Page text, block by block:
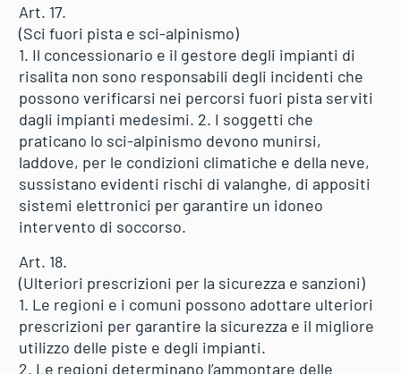
Art. 17.
(Sci fuori pista e sci-alpinismo)
1. Il concessionario e il gestore degli impianti di
risalita non sono responsabili degli incidenti che
possono verificarsi nei percorsi fuori pista serviti
dagli impianti medesimi. 2. I soggetti che
praticano lo sci-alpinismo devono munirsi,
laddove, per le condizioni climatiche e della neve,
sussistano evidenti rischi di valanghe, di appositi
sistemi elettronici per garantire un idoneo
intervento di soccorso.
Art. 18.
(Ulteriori prescrizioni per la sicurezza e sanzioni)
1. Le regioni e i comuni possono adottare ulteriori
prescrizioni per garantire la sicurezza e il migliore
utilizzo delle piste e degli impianti.
2. Le regioni determinano l’ammontare delle